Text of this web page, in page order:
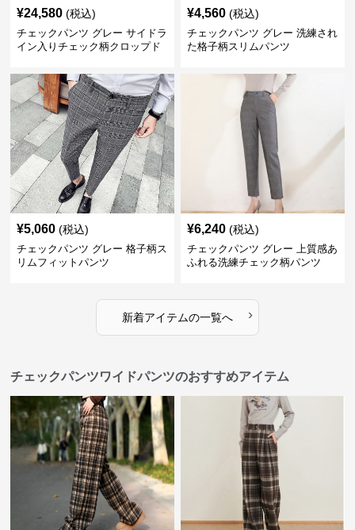
¥24,580 (税込)
チェックパンツ グレー サイドラ
イン入りチェック柄クロップド
¥4,560 (税込)
チェックパンツ グレー 洗練され
た格子柄スリムパンツ
¥5,060 (税込)
チェックパンツ グレー 格子柄ス
リムフィットパンツ
¥6,240 (税込)
チェックパンツ グレー 上質感あ
ふれる洗練チェック柄パンツ
新着アイテムの一覧へ ›
チェックパンツワイドパンツのおすすめアイテム